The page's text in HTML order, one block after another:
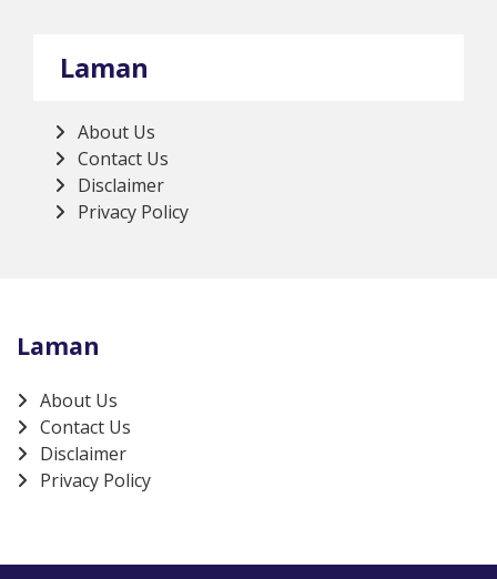
Laman
About Us
Contact Us
Disclaimer
Privacy Policy
Laman
About Us
Contact Us
Disclaimer
Privacy Policy